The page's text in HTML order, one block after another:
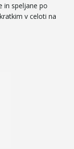
in speljane po
v celoti na